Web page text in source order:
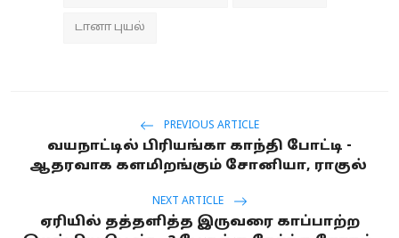
டானா புயல்
PREVIOUS ARTICLE
வயநாட்டில் பிரியங்கா காந்தி போட்டி -
ஆதரவாக களமிறங்கும் சோனியா, ராகுல்
NEXT ARTICLE
ஏரியில் தத்தளித்த இருவரை காப்பாற்ற